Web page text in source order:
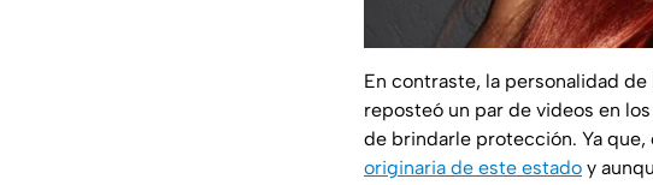
En contraste, la personalidad
reposteó un par de videos en
de brindarle protección. Ya que,
originaria de este estado y